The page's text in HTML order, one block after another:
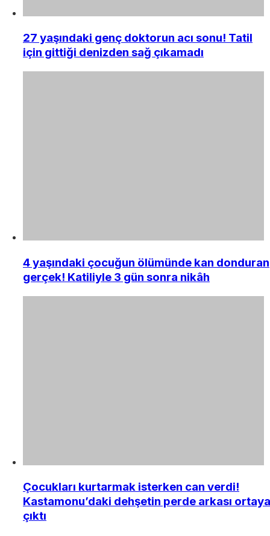
27 yaşındaki genç doktorun acı sonu! Tatil
için gittiği denizden sağ çıkamadı
4 yaşındaki çocuğun ölümünde kan donduran
gerçek! Katiliyle 3 gün sonra nikâh
Çocukları kurtarmak isterken can verdi!
Kastamonu’daki dehşetin perde arkası ortaya
çıktı